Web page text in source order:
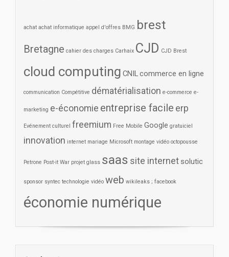
achat achat informatique appel d'offres BMG brest
Bretagne cahier des charges Carhaix CJD CJD Brest
cloud computing CNILcommerce en ligne
communication Compétitive dématérialisation e-commerce e-
marketing e-économie entreprise facile erp
Evénement culturel freemium Free Mobile Google gratuiciel
innovation internet mariage Microsoft montage vidéo octopousse
Petrone Post-it War projet glass saas site internet solutic
sponsor syntec technologie vidéo web wikileaks ; facebook
économie numérique